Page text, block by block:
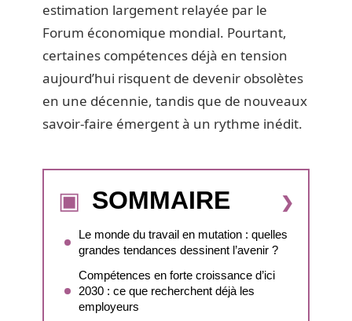
estimation largement relayée par le
Forum économique mondial. Pourtant,
certaines compétences déjà en tension
aujourd’hui risquent de devenir obsolètes
en une décennie, tandis que de nouveaux
savoir-faire émergent à un rythme inédit.
SOMMAIRE
Le monde du travail en mutation : quelles
grandes tendances dessinent l’avenir ?
Compétences en forte croissance d’ici
2030 : ce que recherchent déjà les
employeurs